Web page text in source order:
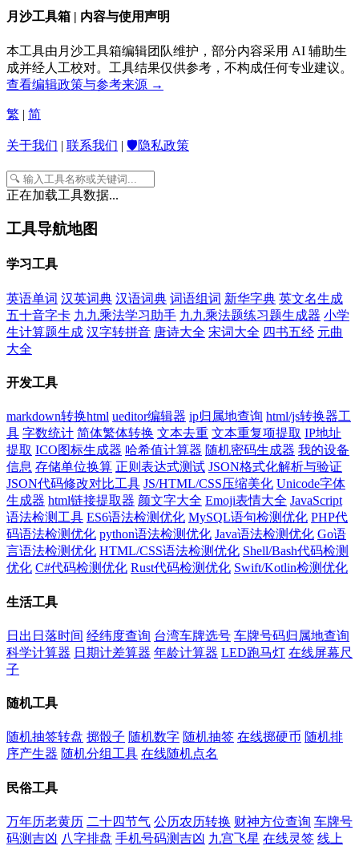
月沙工具箱 | 内容与使用声明
本工具由月沙工具箱编辑团队维护，部分内容采用 AI 辅助生
成并经人工校对。工具结果仅供参考，不构成任何专业建议。
查看编辑政策与参考来源 →
繁 | 简
关于我们 | 联系我们 | 🛡️隐私政策
正在加载工具数据...
工具导航地图
学习工具
英语单词 汉英词典 汉语词典 词语组词 新华字典 英文名生成
五十音字卡 九九乘法学习助手 九九乘法题练习题生成器 小学
生计算题生成 汉字转拼音 唐诗大全 宋词大全 四书五经 元曲
大全
开发工具
markdown转换html ueditor编辑器 ip归属地查询 html/js转换器工
具 字数统计 简体繁体转换 文本去重 文本重复项提取 IP地址
提取 ICO图标生成器 哈希值计算器 随机密码生成器 我的设备
信息 存储单位换算 正则表达式测试 JSON格式化解析与验证
JSON代码修改对比工具 JS/HTML/CSS压缩美化 Unicode字体
生成器 html链接提取器 颜文字大全 Emoji表情大全 JavaScript
语法检测工具 ES6语法检测优化 MySQL语句检测优化 PHP代
码语法检测优化 python语法检测优化 Java语法检测优化 Go语
言语法检测优化 HTML/CSS语法检测优化 Shell/Bash代码检测
优化 C#代码检测优化 Rust代码检测优化 Swift/Kotlin检测优化
生活工具
日出日落时间 经纬度查询 台湾车牌选号 车牌号码归属地查询
科学计算器 日期计差算器 年龄计算器 LED跑马灯 在线屏幕尺
子
随机工具
随机抽签转盘 掷骰子 随机数字 随机抽签 在线掷硬币 随机排
序产生器 随机分组工具 在线随机点名
民俗工具
万年历老黄历 二十四节气 公历农历转换 财神方位查询 车牌号
码测吉凶 八字排盘 手机号码测吉凶 九宫飞星 在线灵签 线上